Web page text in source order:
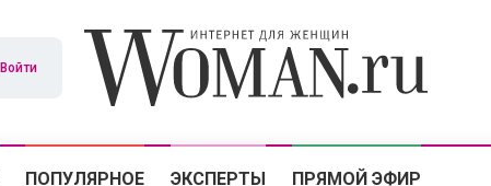
Войти
ПОПУЛЯРНОЕ ЭКСПЕРТЫ ПРЯМОЙ ЭФИР